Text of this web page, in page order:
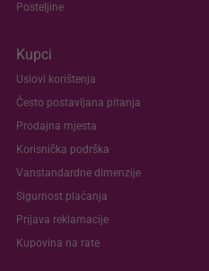
Posteljine
Kupci
Uslovi korištenja
Često postavljana pitanja
Prodajna mjesta
Korisnička podrška
Vanstandardne dimenzije
Sigurnost plaćanja
Prijava reklamacije
Kupovina na rate